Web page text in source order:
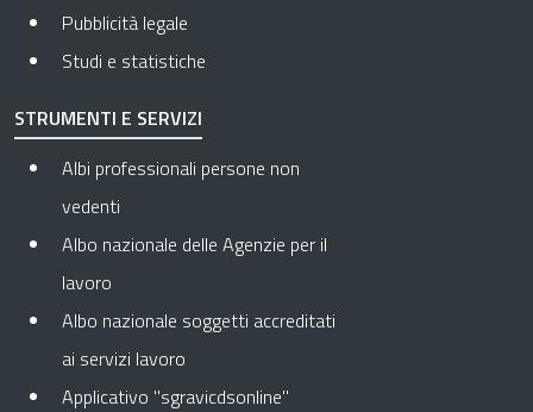
Pubblicità legale
Studi e statistiche
STRUMENTI E SERVIZI
Albi professionali persone non
vedenti
Albo nazionale delle Agenzie per il
lavoro
Albo nazionale soggetti accreditati
ai servizi lavoro
Applicativo "sgravicdsonline"